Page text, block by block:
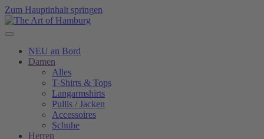
Zum Hauptinhalt springen
NEU an Bord
Damen
Alles
T-Shirts & Tops
Langarmshirts
Pullis / Jacken
Accessoires
Schuhe
Herren